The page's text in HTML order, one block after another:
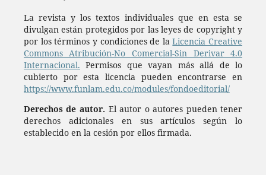
La revista y los textos individuales que en esta se
divulgan están protegidos por las leyes de copyright y
por los términos y condiciones de laLicencia Creative
Commons Atribución-No Comercial-Sin Derivar 4.0
Internacional. Permisos que vayan más allá de lo
cubierto por esta licencia pueden encontrarse en
https://www.funlam.edu.co/modules/fondoeditorial/
Derechos de autor. El autor o autores pueden tener
derechos adicionales en sus artículos según lo
establecido en la cesión por ellos firmada.